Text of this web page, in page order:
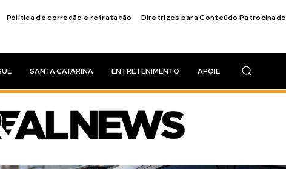
Política de correção e retratação Diretrizes para Conteúdo Patrocinado
SANTA CATARINA ENTRETENIMENTO APOIE